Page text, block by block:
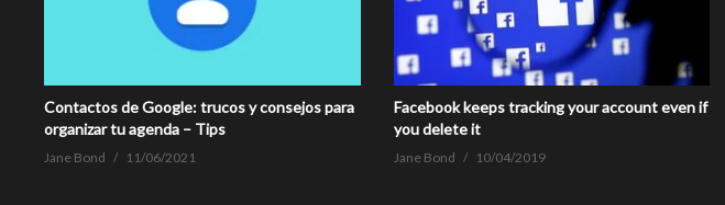
Contactos de Google: trucos y consejos para
organizar tu agenda – Tips
Jane Bond 11/06/2021
Facebook keeps tracking your account even if
you delete it
Jane Bond 10/04/2019